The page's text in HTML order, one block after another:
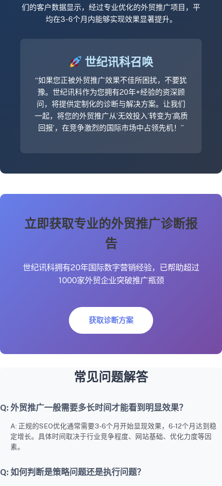
们的客户数据显示，经过专业优化的外贸推广项目，平
均在3-6个月内能够实现效果显著提升。
世纪讯科召唤
“如果您正被外贸推广效果不佳所困扰，不要犹
豫。世纪讯科作为您拥有20年+经验的资深顾
问，将提供定制化的诊断与解决方案。让我们
一起，将您的外贸推广从’无效投入’转变为’高质
回报’，在竞争激烈的国际市场中占领先机！”
立即获取专业的外贸推广诊断报
告
世纪讯科拥有20年国际数字营销经验，已帮助超过
1000家外贸企业突破推广瓶颈
获取诊断方案
常见问题解答
Q: 外贸推广一般需要多长时间才能看到明显效果？
A: 正规的SEO优化通常需要3-6个月开始显现效果，6-12个月达到稳
定增长。具体时间取决于行业竞争程度、网站基础、优化力度等因
素。
Q: 如何判断是策略问题还是执行问题？